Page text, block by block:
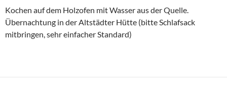
Kochen auf dem Holzofen mit Wasser aus der Quelle.
Übernachtung in der Altstädter Hütte (bitte Schlafsack
mitbringen, sehr einfacher Standard)